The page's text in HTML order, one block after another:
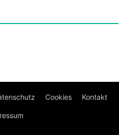
Cookies Kontakt